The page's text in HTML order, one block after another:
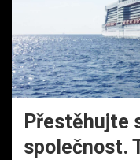
Přestěhujte
společnost.